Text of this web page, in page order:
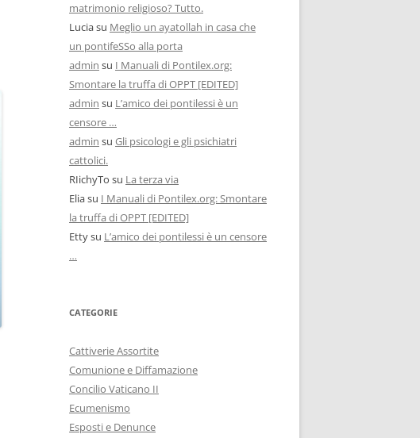
matrimonio religioso? Tutto.
Luciasu Meglio un ayatollah in casa che
un pontifeSSo alla porta
admin su I Manuali di Pontilex.org:
Smontare la truffa di OPPT [EDITED]
admin su L’amico dei pontilessi è un
censore …
admin su Gli psicologi e gli psichiatri
cattolici.
RIichyTo su La terza via
Eliasu I Manuali di Pontilex.org: Smontare
la truffa di OPPT [EDITED]
Ettysu L’amico dei pontilessi è un censore
…
CATEGORIE
Cattiverie Assortite
Comunione e Diffamazione
Concilio Vaticano II
Ecumenismo
Esposti e Denunce